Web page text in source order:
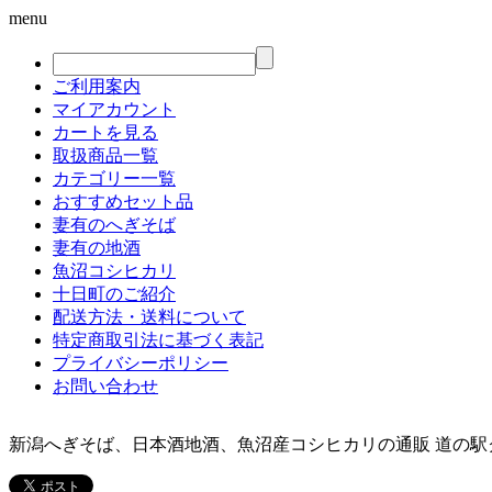
menu
ご利用案内
マイアカウント
カートを見る
取扱商品一覧
カテゴリー一覧
おすすめセット品
妻有のへぎそば
妻有の地酒
魚沼コシヒカリ
十日町のご紹介
配送方法・送料について
特定商取引法に基づく表記
プライバシーポリシー
お問い合わせ
新潟へぎそば、日本酒地酒、魚沼産コシヒカリの通販 道の